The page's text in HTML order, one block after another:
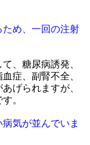
め、一回の注射
、糖尿病誘発、
症、副腎不全、
げられますが、
。
気が並んでいま